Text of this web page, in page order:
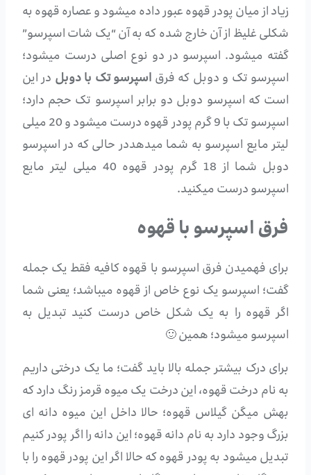
زیاد از میان پودر قهوه عبور داده میشود و عصاره قهوه به
شکلی غلیظ از آن خارج شده که به آن “یک شات اسپرسو”
گفته میشود. اسپرسو در دو نوع اصلی درست میشود؛
اسپرسو تک و دوبل که فرق اسپرسوتک با دوبل در این
است که اسپرسو دوبل دو برابر اسپرسو تک حجم دارد؛
اسپرسو تک با 9 گرم پودر قهوه درست میشود و 20 میلی
لیتر مایع اسپرسو به شما میدهددر حالی که در اسپرسو
دوبل شما از 18 گرم پودر قهوه 40 میلی لیتر مایع
اسپرسو درست میکنید.
فرق اسپرسو با قهوه
برای فهمیدن فرق اسپرسو با قهوه کافیه فقط یک جمله
گفت؛ اسپرسو یک نوع خاص از قهوه میباشد؛ یعنی شما
اگر قهوه را به یک شکل خاص درست کنید تبدیل به
اسپرسو میشود؛ همین 🙂
برای درک بیشتر جمله بالا باید گفت؛ ما یک درختی داریم
به نام درخت قهوه، این درخت یک میوه قرمز رنگ دارد که
بهش میگن گیلاس قهوه؛ حالا داخل این میوه دانه ای
بزرگ وجود دارد به نام دانه قهوه؛ این دانه را اگر پودر کنیم
تبدیل میشود به پودر قهوه که حالا اگر این پودر قهوه را با